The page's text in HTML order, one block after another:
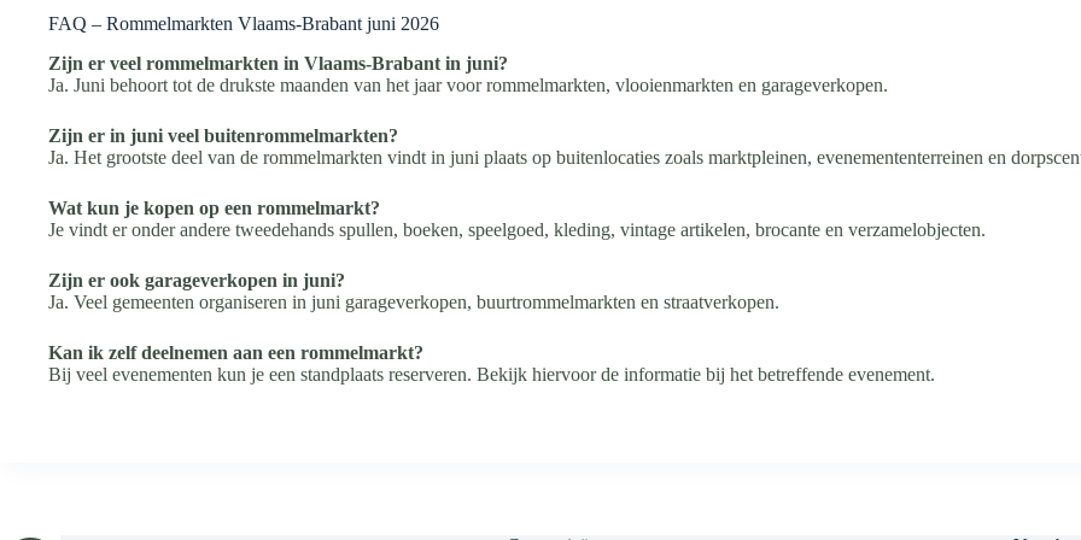
FAQ – Rommelmarkten Vlaams-Brabant juni 2026
Zijn er veel rommelmarkten in Vlaams-Brabant in juni?
Ja. Juni behoort tot de drukste maanden van het jaar voor rommelmarkten, vlooienmarkten en garageverkopen.
Zijn er in juni veel buitenrommelmarkten?
Ja. Het grootste deel van de rommelmarkten vindt in juni plaats op buitenlocaties zoals marktpleinen, evenemententerreinen en
Wat kun je kopen op een rommelmarkt?
Je vindt er onder andere tweedehands spullen, boeken, speelgoed, kleding, vintage artikelen, brocante en verzamelobjecten.
Zijn er ook garageverkopen in juni?
Ja. Veel gemeenten organiseren in juni garageverkopen, buurtrommelmarkten en straatverkopen.
Kan ik zelf deelnemen aan een rommelmarkt?
Bij veel evenementen kun je een standplaats reserveren. Bekijk hiervoor de informatie bij het betreffende evenement.